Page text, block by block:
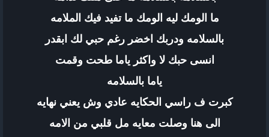
ما الومك ليه الومك ما تفيد فيك الملامه
بالسلامه ودربك اخضر رغم حبي لك ابقدر
انسى حبك لا واكثر ياما طحت وقمت
ياما بالسلامه
كبرت ف راسي الحكايه عادي وش يعني نهايه
الى هنا وصلت معايه مل قلبي من الامه